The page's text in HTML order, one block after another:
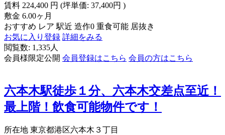
賃料 224,400 円 (坪単価: 37,400円 )
敷金 6.00ヶ月
おすすめ レア 駅近 造作0 重食可能 居抜き
お気に入り登録 詳細をみる
閲覧数: 1,335人
会員様限定公開 会員登録はこちら 会員の方はこちら
六本木駅徒歩１分、六本木交差点至近！
最上階！飲食可能物件です！
所在地 東京都港区六本木３丁目